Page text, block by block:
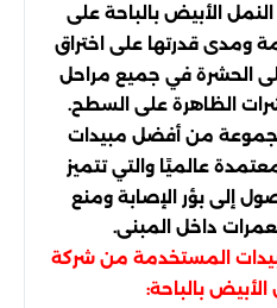
الأبيض بالباحة على
ومدى قدرتها على اختراق
الحشرة في جميع مراحل
الظاهرة على السطح.
من أفضل مبيدات
عالميًا والتي تتميز
إلى بؤر الإصابة ومنع
داخل المبنى.
المستخدمة من شركة
بالباحة: